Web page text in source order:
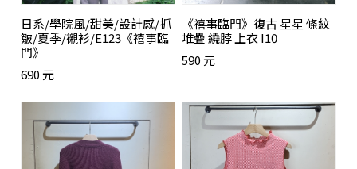
日系/學院風/甜美/設計感/抓
皺/夏季/襯衫/E123《禧事臨
門》
690 元
《禧事臨門》復古 星星 條紋
堆疊 繞脖 上衣 I10
590 元